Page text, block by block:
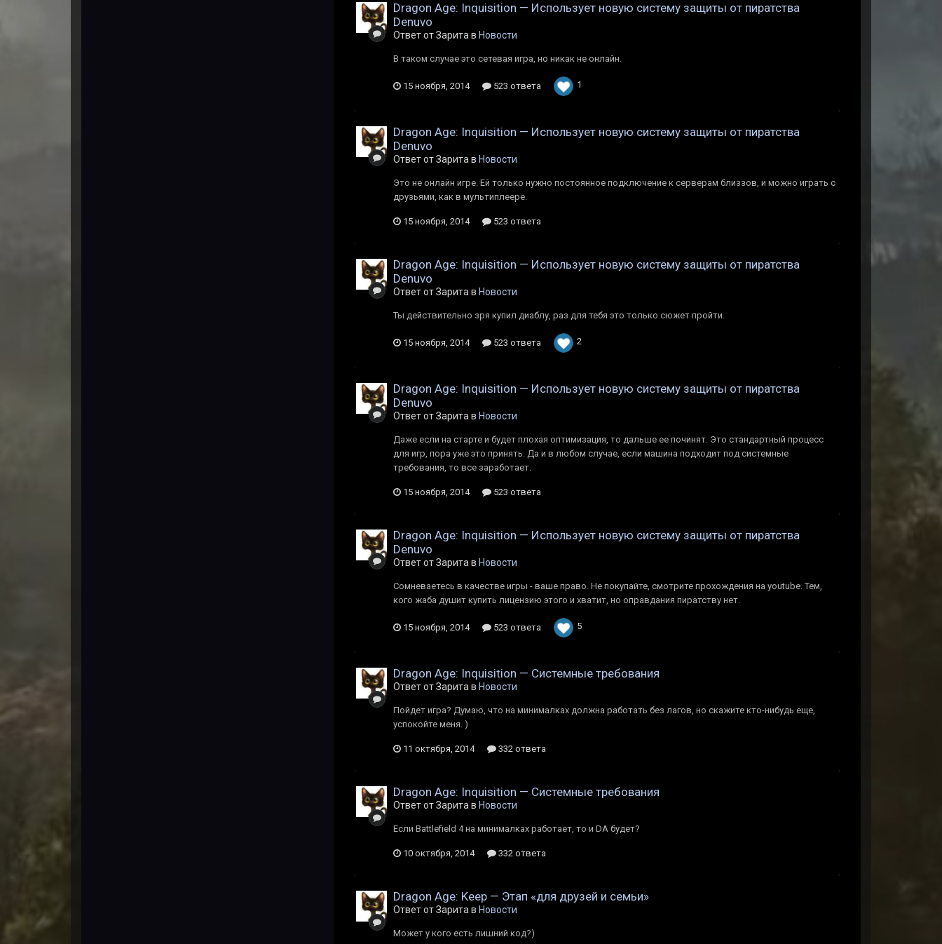
Dragon Age: Inquisition — Использует новую систему защиты от пиратства
Denuvo
Ответ от Зарита в Новости
В таком случае это сетевая игра, но никак не онлайн.
15 ноября, 2014 523 ответа 1
Dragon Age: Inquisition — Использует новую систему защиты от пиратства
Denuvo
Ответ от Зарита в Новости
Это не онлайн игре. Ей только нужно постоянное подключение к серверам близзов, и можно играть с
друзьями, как в мультиплеере.
15 ноября, 2014 523 ответа
Dragon Age: Inquisition — Использует новую систему защиты от пиратства
Denuvo
Ответ от Зарита в Новости
Ты действительно зря купил диаблу, раз для тебя это только сюжет пройти.
15 ноября, 2014 523 ответа 2
Dragon Age: Inquisition — Использует новую систему защиты от пиратства
Denuvo
Ответ от Зарита в Новости
Даже если на старте и будет плохая оптимизация, то дальше ее починят. Это стандартный процесс
для игр, пора уже это принять. Да и в любом случае, если машина подходит под системные
требования, то все заработает.
15 ноября, 2014 523 ответа
Dragon Age: Inquisition — Использует новую систему защиты от пиратства
Denuvo
Ответ от Зарита в Новости
Сомневаетесь в качестве игры - ваше право. Не покупайте, смотрите прохождения на youtube. Тем,
кого жаба душит купить лицензию этого и хватит, но оправдания пиратству нет.
15 ноября, 2014 523 ответа 5
Dragon Age: Inquisition — Cистемные требования
Ответ от Зарита в Новости
Пойдет игра? Думаю, что на минималках должна работать без лагов, но скажите кто-нибудь еще,
успокойте меня. )
11 октября, 2014 332 ответа
Dragon Age: Inquisition — Cистемные требования
Ответ от Зарита в Новости
Если Battlefield 4 на минималках работает, то и DA будет?
10 октября, 2014 332 ответа
Dragon Age: Keep — Этап «для друзей и семьи»
Ответ от Зарита в Новости
Может у кого есть лишний код?)